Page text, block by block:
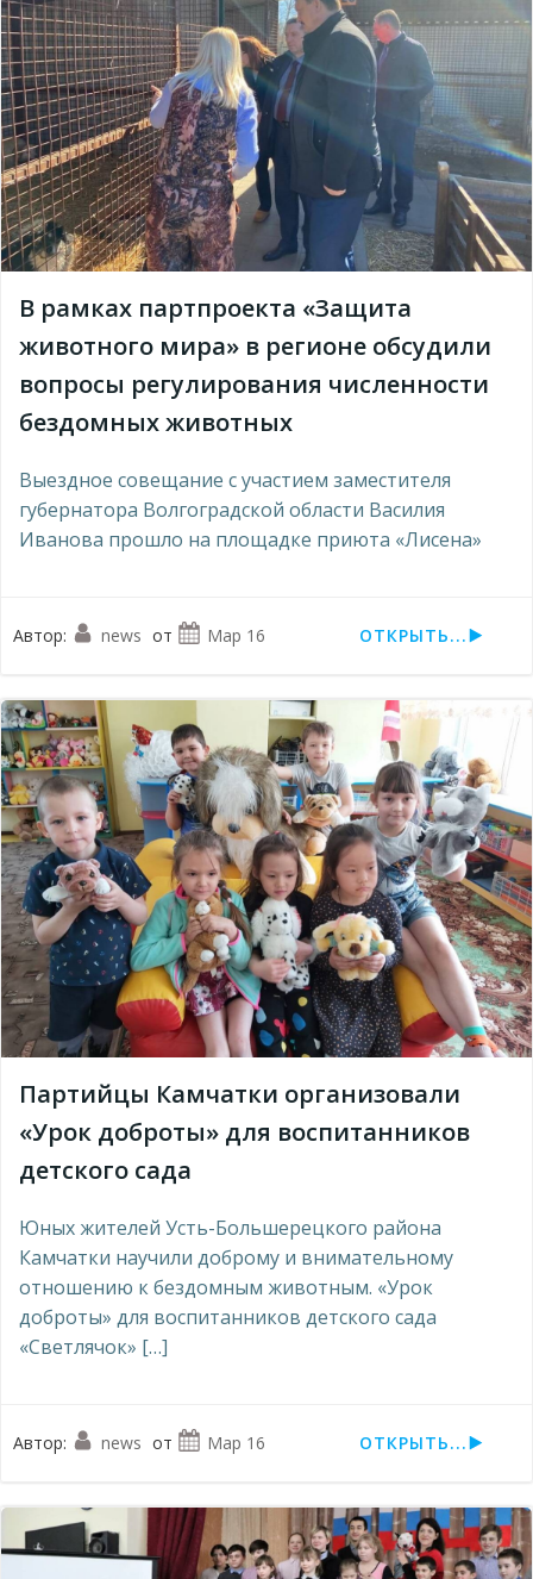
В рамках партпроекта «Защита
животного мира» в регионе обсудили
вопросы регулирования численности
бездомных животных
Выездное совещание с участием заместителя
губернатора Волгоградской области Василия
Иванова прошло на площадке приюта «Лисена»
Автор: news от Мар 16 ОТКРЫТЬ...
Партийцы Камчатки организовали
«Урок доброты» для воспитанников
детского сада
Юных жителей Усть-Большерецкого района
Камчатки научили доброму и внимательному
отношению к бездомным животным. «Урок
доброты» для воспитанников детского сада
«Светлячок» […]
Автор: news от Мар 16 ОТКРЫТЬ...